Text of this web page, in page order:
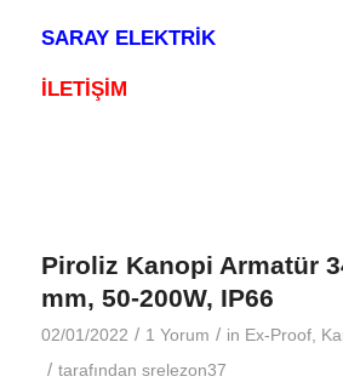
SARAY ELEKTRİK
İLETİŞİM
Piroliz Kanopi Armatür
mm, 50-200W, IP66
02/01/2022 / 1 Yorum / in Ex-Proof,
/ tarafından srelezon37